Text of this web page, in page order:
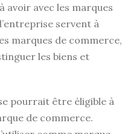
avoir avec les marques
servent à
marques de commerce,
les biens et
pourrait être éligible à
de commerce.